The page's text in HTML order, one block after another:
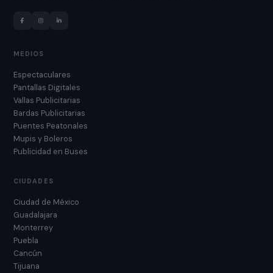
MEDIOS
Espectaculares
Pantallas Digitales
Vallas Publicitarias
Bardas Publicitarias
Puentes Peatonales
Mupis y Boleros
Publicidad en Buses
CIUDADES
Ciudad de México
Guadalajara
Monterrey
Puebla
Cancún
Tijuana